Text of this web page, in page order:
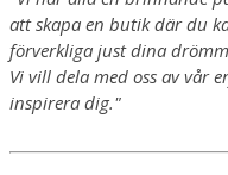
att skapa en butikdär du
förverkliga just dina
Vi vill dela med oss av vår
inspirera dig."